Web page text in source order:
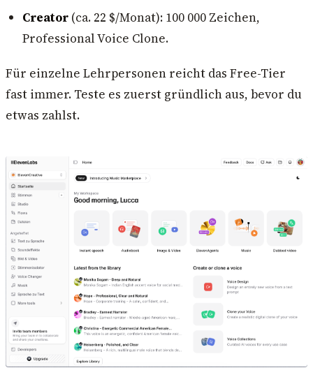
Creator (ca. 22 $/Monat): 100 000 Zeichen,
Professional Voice Clone.
Für einzelne Lehrpersonen reicht das Free-Tier
fast immer. Teste es zuerst gründlich aus, bevor du
etwas zahlst.